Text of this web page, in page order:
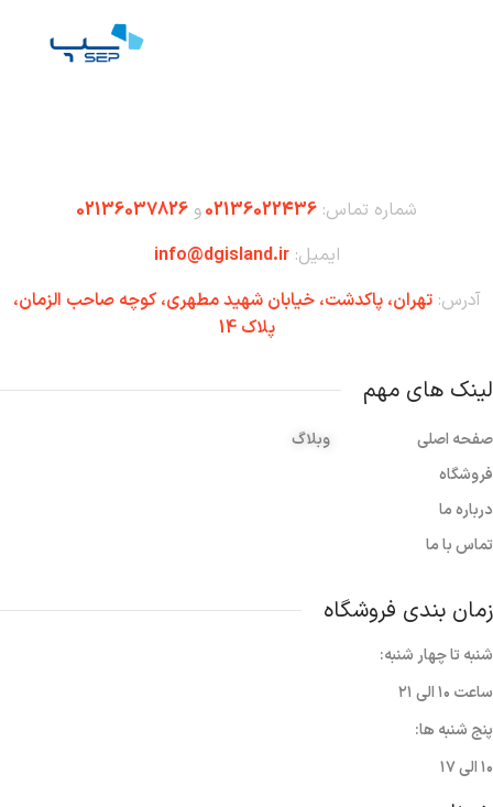
شماره تماس: 02136022436و 02136037826
ایمیل:info@dgisland.ir
آدرس:تهران،‌ پاکدشت، خیابان شهید مطهری، کوچه صاحب الزمان،
پلاک 14
لینک های مهم
صفحه اصلی
فروشگاه
درباره ما
تماس با ما
وبلاگ
زمان بندی فروشگاه
شنبه تا چهار شنبه:
ساعت ۱۰ الی ۲۱
پنج شنبه ها:
۱۰ الی ۱۷